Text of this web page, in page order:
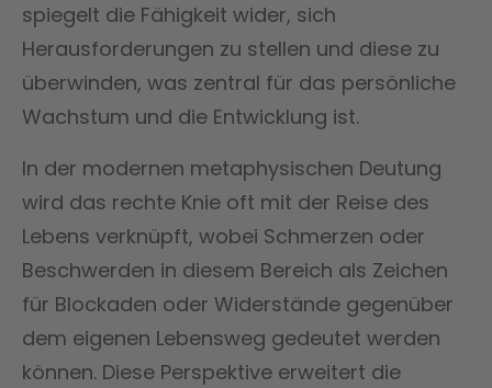
spiegelt die Fähigkeit wider, sich
Herausforderungen zu stellen und diese zu
überwinden, was zentral für das persönliche
Wachstum und die Entwicklung ist.
In der modernen metaphysischen Deutung
wird das rechte Knie oft mit der Reise des
Lebens verknüpft, wobei Schmerzen oder
Beschwerden in diesem Bereich als Zeichen
für Blockaden oder Widerstände gegenüber
dem eigenen Lebensweg gedeutet werden
können. Diese Perspektive erweitert die